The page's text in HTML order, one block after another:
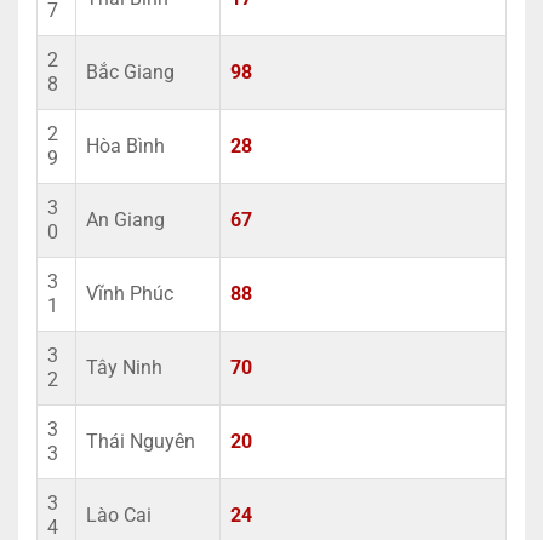
7
2
8
Bắc Giang 98
2
9
Hòa Bình 28
3
0
An Giang 67
3
1
Vĩnh Phúc 88
3
2
Tây Ninh 70
3
3
Thái Nguyên 20
3
4
Lào Cai 24